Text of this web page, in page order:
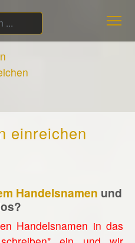
einreichen
Handelsnamen und
Handelsnamen in das